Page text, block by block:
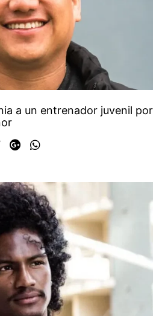
a un entrenador juvenil por